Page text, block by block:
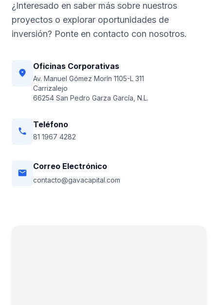
¿Interesado en saber más sobre nuestros
proyectos o explorar oportunidades de
inversión? Ponte en contacto con nosotros.
location_on
Oficinas Corporativas
Av. Manuel Gómez Morín 1105-L 311
Carrizalejo
66254 San Pedro Garza García, N.L.
phone
Teléfono
81 1967 4282
email
Correo Electrónico
contacto@gavacapital.com